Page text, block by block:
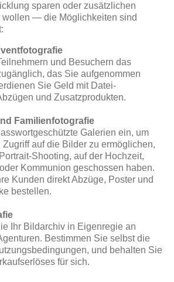
sparen oder zusätzlichen
wollen — die Möglichkeiten sind
und Besuchern das
das Sie aufgenommen
Sie Geld mit Datei-
und Zusatzprodukten.
Familienfotografie
Galerien ein, um
Zugriff auf die Bilder zu ermöglichen,
Shooting, auf der Hochzeit,
Kommunion geschossen haben.
Kunden direkt Abzüge, Poster und
bestellen.
Ihr Bildarchiv in Eigenregie an
Bestimmen Sie selbst die
und behalten Sie
für sich.